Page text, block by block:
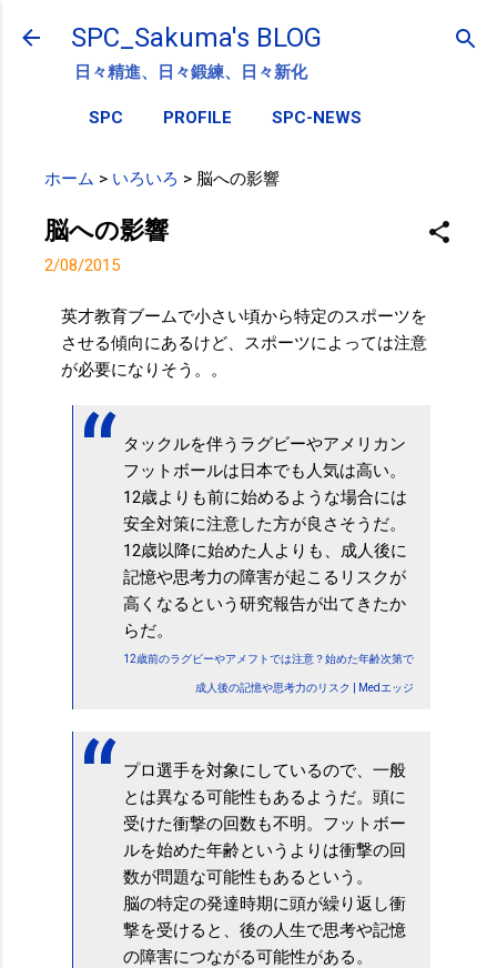
スキップしてメイン コンテンツに移動
SPC_Sakuma's BLOG
日々精進、日々鍛練、日々新化
SPC PROFILE SPC-NEWS
ホーム > いろいろ > 脳への影響
脳への影響
2/08/2015
英才教育ブームで小さい頃から特定のスポーツを
させる傾向にあるけど、スポーツによっては注意
が必要になりそう。。
タックルを伴うラグビーやアメリカン
フットボールは日本でも人気は高い。
12歳よりも前に始めるような場合には
安全対策に注意した方が良さそうだ。
12歳以降に始めた人よりも、成人後に
記憶や思考力の障害が起こるリスクが
高くなるという研究報告が出てきたか
らだ。
12歳前のラグビーやアメフトでは注意？始めた年齢次第で
成人後の記憶や思考力のリスク | Medエッジ
プロ選手を対象にしているので、一般
とは異なる可能性もあるようだ。頭に
受けた衝撃の回数も不明。フットボー
ルを始めた年齢というよりは衝撃の回
数が問題な可能性もあるという。
脳の特定の発達時期に頭が繰り返し衝
撃を受けると、後の人生で思考や記憶
の障害につながる可能性がある。